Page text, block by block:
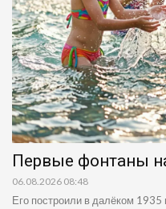
Первые фонтаны
06.08.2026 08:48
Его построили в далёком